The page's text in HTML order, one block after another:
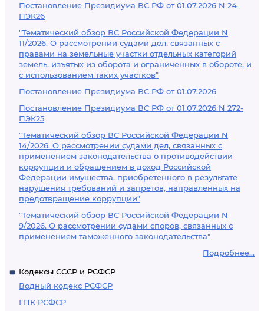
Постановление Президиума ВС РФ от 01.07.2026 N 24-
ПЭК26
"Тематический обзор ВС Российской Федерации N
11/2026. О рассмотрении судами дел, связанных с
правами на земельные участки отдельных категорий
земель, изъятых из оборота и ограниченных в обороте, и
с использованием таких участков"
Постановление Президиума ВС РФ от 01.07.2026
Постановление Президиума ВС РФ от 01.07.2026 N 272-
ПЭК25
"Тематический обзор ВС Российской Федерации N
14/2026. О рассмотрении судами дел, связанных с
применением законодательства о противодействии
коррупции и обращением в доход Российской
Федерации имущества, приобретенного в результате
нарушения требований и запретов, направленных на
предотвращение коррупции"
"Тематический обзор ВС Российской Федерации N
9/2026. О рассмотрении судами споров, связанных с
применением таможенного законодательства"
Подробнее...
Кодексы СССР и РСФСР
Водный кодекс РСФСР
ГПК РСФСР